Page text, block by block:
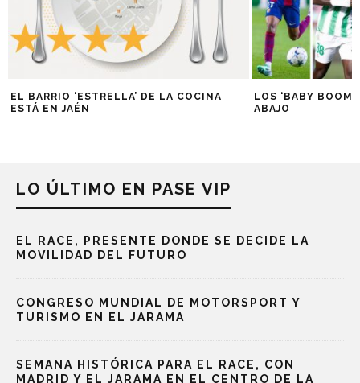
EL BARRIO ‘ESTRELLA’ DE LA COCINA
ESTÁ EN JAÉN
LOS ‘BABY
ABAJO
LO ÚLTIMO EN PASE VIP
EL RACE, PRESENTE DONDE SE DECIDE LA
MOVILIDAD DEL FUTURO
CONGRESO MUNDIAL DE MOTORSPORT Y
TURISMO EN EL JARAMA
SEMANA HISTÓRICA PARA EL RACE, CON
MADRID Y EL JARAMA EN EL CENTRO DE LA